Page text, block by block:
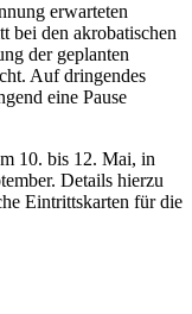
erwarteten
bei den akrobatischen
der geplanten
Auf dringendes
eine Pause
10. bis 12. Mai, in
Details hierzu
Eintrittskarten für die